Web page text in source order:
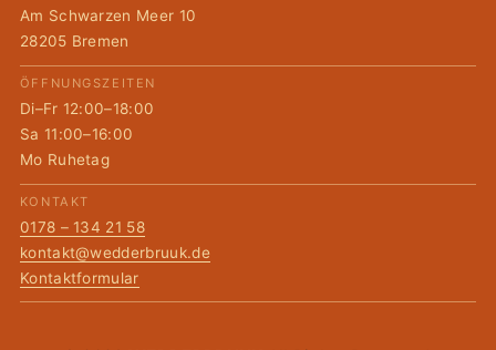
Am Schwarzen Meer 10
28205 Bremen
ÖFFNUNGSZEITEN
Di–Fr 12:00–18:00
Sa 11:00–16:00
Mo Ruhetag
KONTAKT
0178 – 134 21 58
kontakt@wedderbruuk.de
Kontaktformular